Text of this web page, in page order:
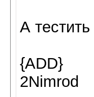
А
{ADD}
2Nimrod